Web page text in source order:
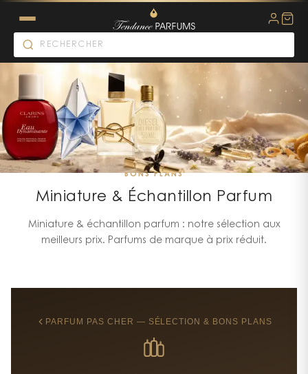
BONS PLANS
Miniature & Échantillon Parfum
Miniature & échantillon parfum : notre sélection aux
meilleurs prix. Parfums de marque à prix réduit.
PARFUM PAS CHER — SÉLECTION & BONS PLANS